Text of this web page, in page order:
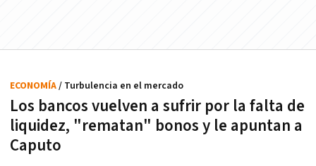
Los bancos vuelven a sufrir por la falta de
liquidez, "rematan" bonos y le apuntan a
Caputo
ECONOMÍA/ Turbulencia en el mercado